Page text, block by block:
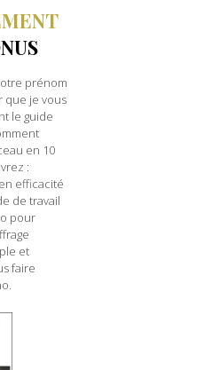
prénom
que je vous
le guide
en 10
:
efficacité
de travail
pour
et
faire